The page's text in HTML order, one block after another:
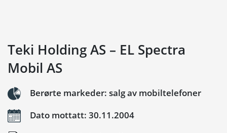
Teki Holding AS – EL Spectra
Mobil AS
Berørte markeder: salg av mobiltelefoner
Dato mottatt: 30.11.2004